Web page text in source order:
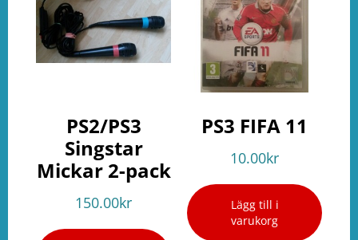
PS2/PS3
Singstar
Mickar 2-pack
150.00kr
PS3 FIFA 11
10.00kr
Lägg till i
varukorg